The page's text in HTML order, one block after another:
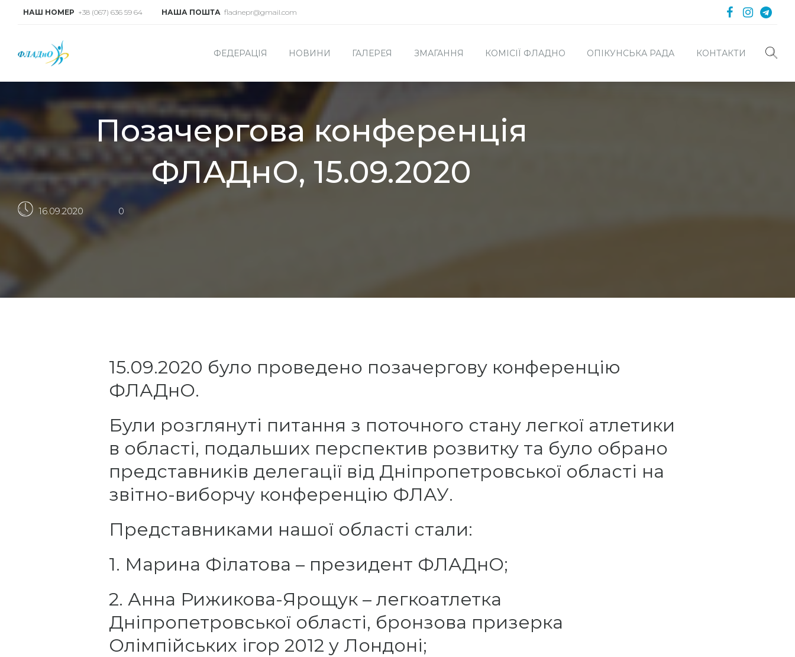
НАШ НОМЕР +38 (067) 636 59 64 НАША ПОШТА fladnepr@gmail.com
ФЕДЕРАЦІЯ НОВИНИ ГАЛЕРЕЯ ЗМАГАННЯ КОМІСІЇ ФЛАДНО ОПІКУНСЬКА РАДА КОНТАКТИ
Позачергова конференція
ФЛАДнО, 15.09.2020
16.09.2020 0
15.09.2020 було проведено позачергову конференцію
ФЛАДнО.
Були розглянуті питання з поточного стану легкої атлетики
в області, подальших перспектив розвитку та було обрано
представників делегації від Дніпропетровської області на
звітно-виборчу конференцію ФЛАУ.
Представниками нашої області стали:
1. Марина Філатова – президент ФЛАДнО;
2. Анна Рижикова-Ярощук – легкоатлетка
Дніпропетровської області, бронзова призерка
Олімпійських ігор 2012 у Лондоні;